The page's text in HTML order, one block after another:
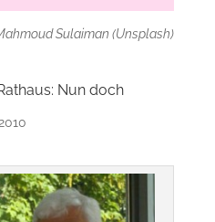
Sulaiman (Unsplash)
Nun doch